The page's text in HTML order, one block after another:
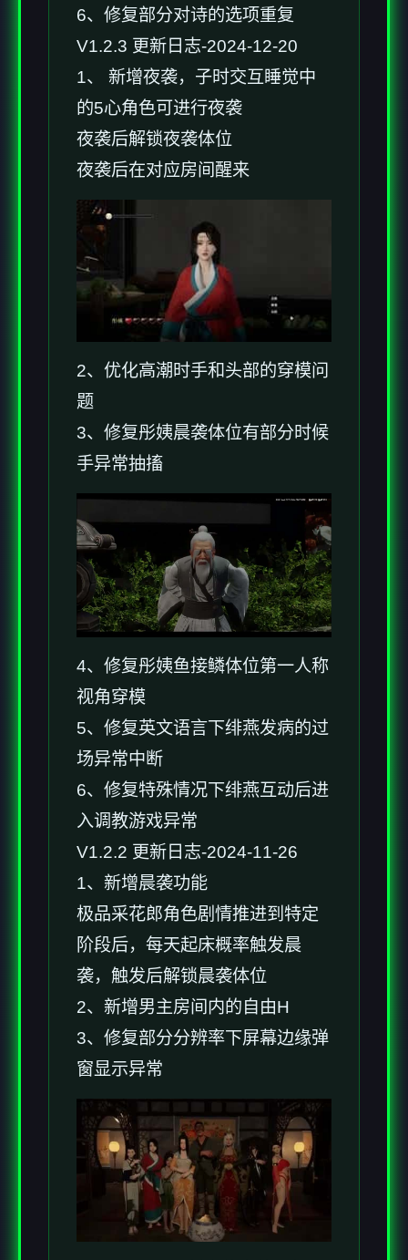
6、修复部分对诗的选项重复
V1.2.3 更新日志-2024-12-20
1、 新增夜袭，子时交互睡觉中
的5心角色可进行夜袭
夜袭后解锁夜袭体位
夜袭后在对应房间醒来
2、优化高潮时手和头部的穿模问
题
3、修复彤姨晨袭体位有部分时候
手异常抽搐
4、修复彤姨鱼接鳞体位第一人称
视角穿模
5、修复英文语言下绯燕发病的过
场异常中断
6、修复特殊情况下绯燕互动后进
入调教游戏异常
V1.2.2 更新日志-2024-11-26
1、新增晨袭功能
极品采花郎角色剧情推进到特定
阶段后，每天起床概率触发晨
袭，触发后解锁晨袭体位
2、新增男主房间内的自由H
3、修复部分分辨率下屏幕边缘弹
窗显示异常